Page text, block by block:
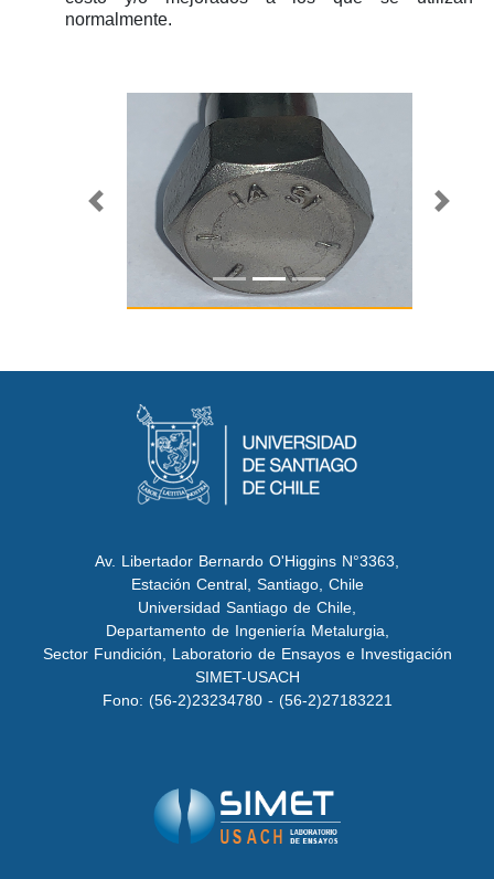
normalmente.
Previous slide Next
Av. Libertador Bernardo O'Higgins N°3363,
Estación Central, Santiago, Chile
Universidad Santiago de Chile,
Departamento de Ingeniería Metalurgia,
Sector Fundición, Laboratorio de Ensayos e Investigación
SIMET-USACH
Fono: (56-2)23234780 - (56-2)27183221